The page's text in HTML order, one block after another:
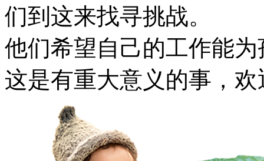
们到这来找寻挑战。
他们希望自己的工作能
这是有重大意义的事，